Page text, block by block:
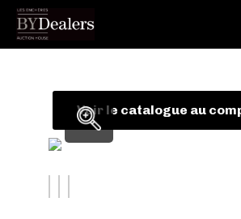
Voir le catalogue au